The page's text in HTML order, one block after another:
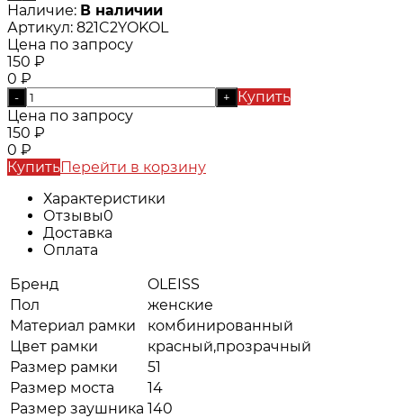
Наличие: В наличии
Артикул: 821C2YOKOL
Цена по запросу
150 ₽
0 ₽
- +
Купить
Цена по запросу
150 ₽
0 ₽
КупитьПерейти в корзину
Характеристики
Отзывы0
Доставка
Оплата
Бренд
OLEISS
Пол
женские
Материал рамки
комбинированный
Цвет рамки
красный,прозрачный
Размер рамки
51
Размер моста
14
Размер заушника 140